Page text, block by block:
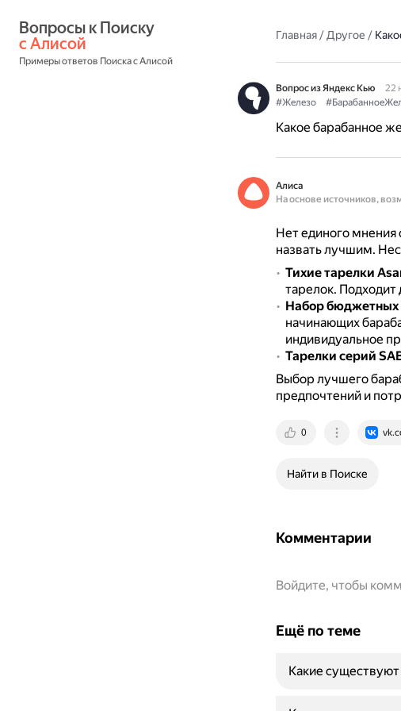
с Алисой
Примеры ответов Поиска с Алисой
Главная/Другое /
Вопрос из Яндекс Кью
22
#Железо
Какое барабанное
Алиса
На основе источников,
Нет единого
назвать лучшим.
Тихие тарелки
тарелок. Подходит
Набор бюджетных
начинающих
индивидуальное
Тарелки серий
Выбор лучшего
предпочтений и
0
Найти в Поиске
Комментарии
Войдите, чтобы
Ещё по теме
Какие